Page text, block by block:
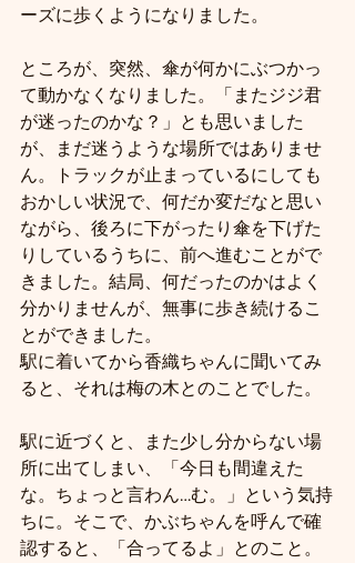
ーズに歩くようになりました。
ところが、突然、傘が何かにぶつかっ
て動かなくなりました。「またジジ君
が迷ったのかな？」とも思いました
が、まだ迷うような場所ではありませ
ん。トラックが止まっているにしても
おかしい状況で、何だか変だなと思い
ながら、後ろに下がったり傘を下げた
りしているうちに、前へ進むことがで
きました。結局、何だったのかはよく
分かりませんが、無事に歩き続けるこ
とができました。
駅に着いてから香織ちゃんに聞いてみ
ると、それは梅の木とのことでした。
駅に近づくと、また少し分からない場
所に出てしまい、「今日も間違えた
な。ちょっと言わん…む。」という気持
ちに。そこで、かぶちゃんを呼んで確
認すると、「合ってるよ」とのこと。